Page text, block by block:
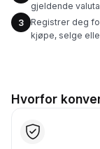
gjeldende
3
Registrer deg
kjøpe, selge
Hvorfor